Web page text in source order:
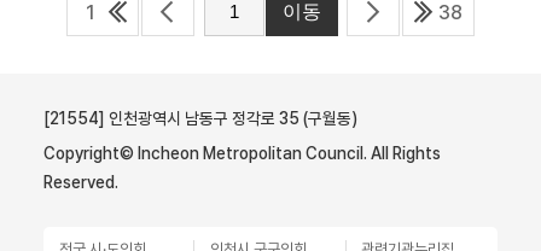
1 38
[21554] 인천광역시 남동구 정각로 35 (구월동)
Copyright© Incheon Metropolitan Council. All Rights
Reserved.